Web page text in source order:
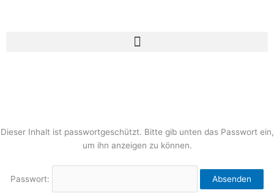
Dieser Inhalt ist passwortgeschützt. Bitte gib unten das Passwort ein,
um ihn anzeigen zu können.
Passwort: